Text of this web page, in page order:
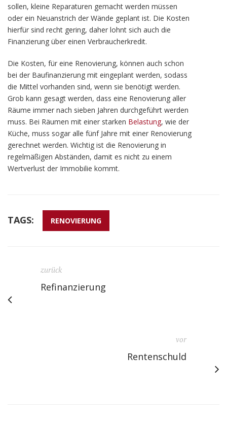
sollen, kleine Reparaturen gemacht werden müssen
oder ein Neuanstrich der Wände geplant ist. Die Kosten
hierfür sind recht gering, daher lohnt sich auch die
Finanzierung über einen Verbraucherkredit.
Die Kosten, für eine Renovierung, können auch schon
bei der Baufinanzierung mit eingeplant werden, sodass
die Mittel vorhanden sind, wenn sie benötigt werden.
Grob kann gesagt werden, dass eine Renovierung aller
Räume immer nach sieben Jahren durchgeführt werden
muss. Bei Räumen mit einer starken Belastung, wie der
Küche, muss sogar alle fünf Jahre mit einer Renovierung
gerechnet werden. Wichtig ist die Renovierung in
regelmäßigen Abständen, damit es nicht zu einem
Wertverlust der Immobilie kommt.
TAGS: RENOVIERUNG
zurück
Refinanzierung
vor
Rentenschuld